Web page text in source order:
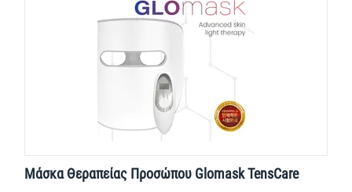
Μάσκα Θεραπείας Προσώπου Glomask TensCare